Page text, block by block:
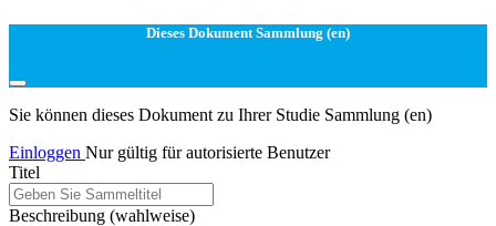
Dieses Dokument Sammlung (en)
Sie können dieses Dokument zu Ihrer Studie Sammlung (en)
Einloggen Nur gültig für autorisierte Benutzer
Titel
Beschreibung (wahlweise)